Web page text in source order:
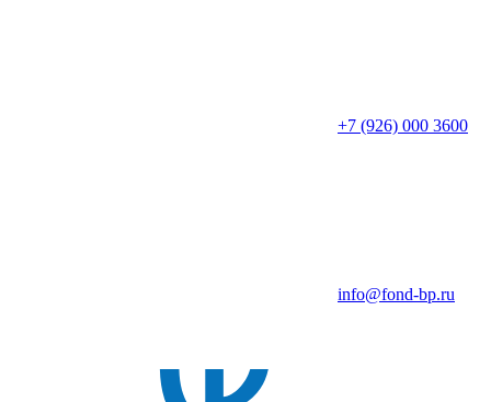
+7 (926) 000 3600
info@fond-bp.ru